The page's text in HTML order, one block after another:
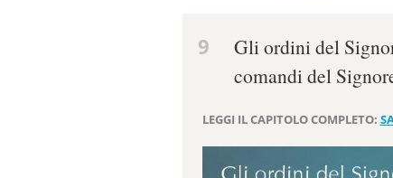
9
Gli ordini del
comandi del
LEGGI IL CAPITOLO COMPLETO: